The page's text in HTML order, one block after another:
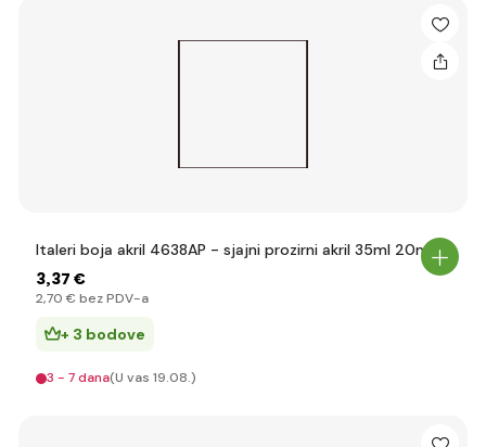
Italeri boja akril 4638AP - sjajni prozirni akril 35ml 20ml
3,37 €
2,70 € bez PDV-a
+ 3 bodove
3 - 7 dana(U vas 19.08.)